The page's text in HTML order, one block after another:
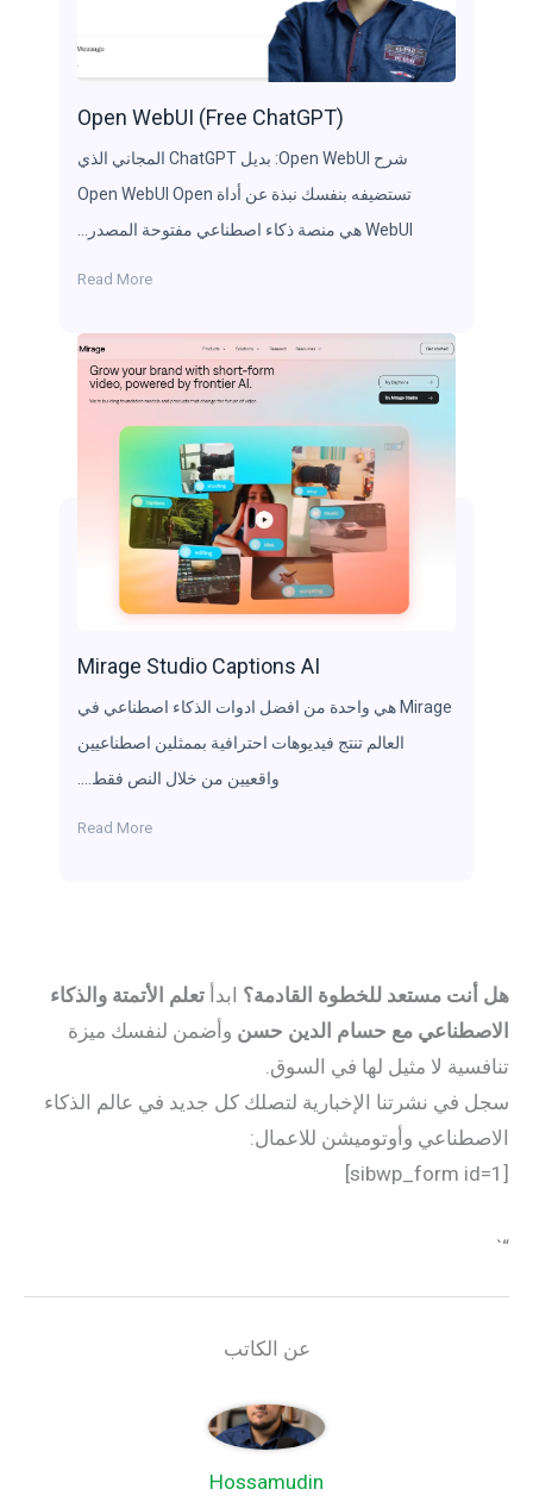
Open WebUI (Free ChatGPT)
شرح Open WebUI: بديل ChatGPT المجاني الذي
تستضيفه بنفسك نبذة عن أداة Open WebUI Open
WebUI هي منصة ذكاء اصطناعي مفتوحة المصدر…
Read More
Mirage Studio Captions AI
Mirage هي واحدة من افضل ادوات الذكاء اصطناعي في
العالم تنتج فيديوهات احترافية بممثلين اصطناعيين
واقعيين من خلال النص فقط….
Read More
هل أنت مستعد للخطوة القادمة؟ ابدأ تعلم الأتمتة والذكاء
الاصطناعي مع حسام الدين حسن وأضمن لنفسك ميزة
تنافسية لا مثيل لها في السوق.
سجل في نشرتنا الإخبارية لتصلك كل جديد في عالم الذكاء
الاصطناعي وأوتوميشن للاعمال:
[sibwp_form id=1]
“`
عن الكاتب
Hossamudin